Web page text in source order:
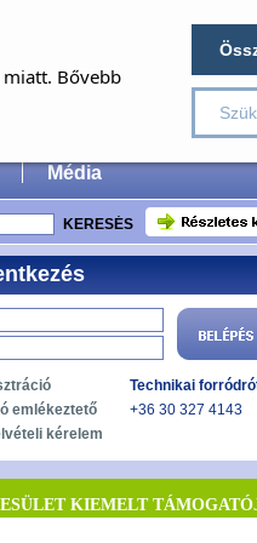
Média
emlékeztető
kérelem
Technikai
+36 30 327 4143
KIEMELT
Bővebb